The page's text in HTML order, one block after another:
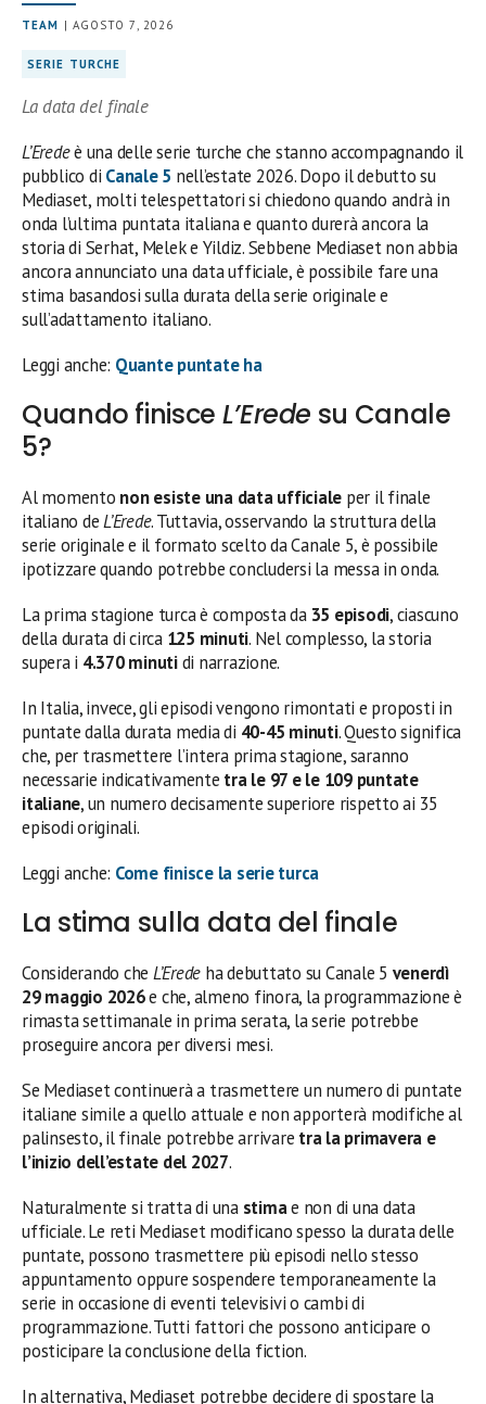
TEAM | AGOSTO 7, 2026
SERIE TURCHE
La data del finale
L’Eredeè una delle serie turche che stanno accompagnando il
pubblico di Canale 5 nell’estate 2026. Dopo il debutto su
Mediaset, molti telespettatori si chiedono quando andrà in
onda l’ultima puntata italiana e quanto durerà ancora la
storia di Serhat, Melek e Yildiz. Sebbene Mediaset non abbia
ancora annunciato una data ufficiale, è possibile fare una
stima basandosi sulla durata della serie originale e
sull’adattamento italiano.
Leggi anche: Quante puntate ha
Quando finisce L’Erede su Canale
5?
Al momento non esiste una data ufficiale per il finale
italiano deL’Erede. Tuttavia, osservando la struttura della
serie originale e il formato scelto da Canale 5, è possibile
ipotizzare quando potrebbe concludersi la messa in onda.
La prima stagione turca è composta da 35 episodi, ciascuno
della durata di circa 125 minuti. Nel complesso, la storia
supera i 4.370 minutidi narrazione.
In Italia, invece, gli episodi vengono rimontati e proposti in
puntate dalla durata media di 40-45 minuti. Questo significa
che, per trasmettere l’intera prima stagione, saranno
necessarie indicativamente tra le 97 e le 109 puntate
italiane, un numero decisamente superiore rispetto ai 35
episodi originali.
Leggi anche: Come finisce la serie turca
La stima sulla data del finale
Considerando che L’Erede ha debuttato su Canale 5 venerdì
29 maggio 2026e che, almeno finora, la programmazione è
rimasta settimanale in prima serata, la serie potrebbe
proseguire ancora per diversi mesi.
Se Mediaset continuerà a trasmettere un numero di puntate
italiane simile a quello attuale e non apporterà modifiche al
palinsesto, il finale potrebbe arrivare tra la primavera e
l’inizio dell’estate del 2027.
Naturalmente si tratta di una stimae non di una data
ufficiale. Le reti Mediaset modificano spesso la durata delle
puntate, possono trasmettere più episodi nello stesso
appuntamento oppure sospendere temporaneamente la
serie in occasione di eventi televisivi o cambi di
programmazione. Tutti fattori che possono anticipare o
posticipare la conclusione della fiction.
In alternativa, Mediaset potrebbe decidere di spostare la